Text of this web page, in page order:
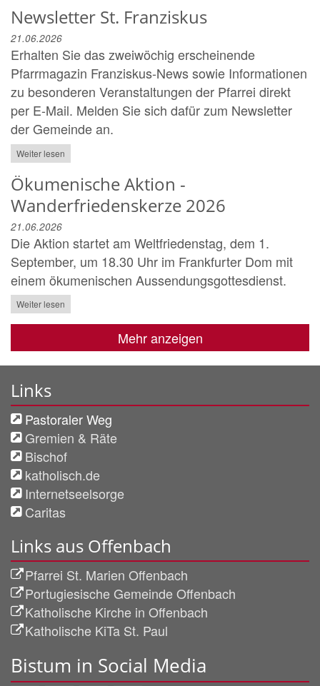
Newsletter St. Franziskus
21.06.2026
Erhalten Sie das zweiwöchig erscheinende
Pfarrmagazin Franziskus-News sowie Informationen
zu besonderen Veranstaltungen der Pfarrei direkt
per E-Mail. Melden Sie sich dafür zum Newsletter
der Gemeinde an.
Weiter lesen
Ökumenische Aktion -
Wanderfriedenskerze 2026
21.06.2026
Die Aktion startet am Weltfriedenstag, dem 1.
September, um 18.30 Uhr im Frankfurter Dom mit
einem ökumenischen Aussendungsgottesdienst.
Weiter lesen
Mehr anzeigen
Links
Pastoraler Weg
Gremien & Räte
Bischof
katholisch.de
Internetseelsorge
Caritas
Links aus Offenbach
Pfarrei St. Marien Offenbach
Portugiesische Gemeinde Offenbach
Katholische Kirche in Offenbach
Katholische KiTa St. Paul
Bistum in Social Media